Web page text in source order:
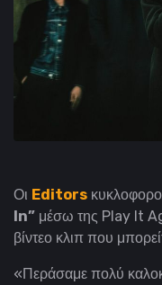
Οι Editors
In” μέσω της Play It
βίντεο κλιπ που
«Περάσαμε πολύ